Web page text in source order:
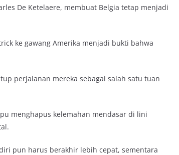
De Ketelaere, membuat Belgia tetap menjadi
ke gawang Amerika menjadi bukti bahwa
perjalanan mereka sebagai salah satu tuan
menghapus kelemahan mendasar di lini
pun harus berakhir lebih cepat, sementara